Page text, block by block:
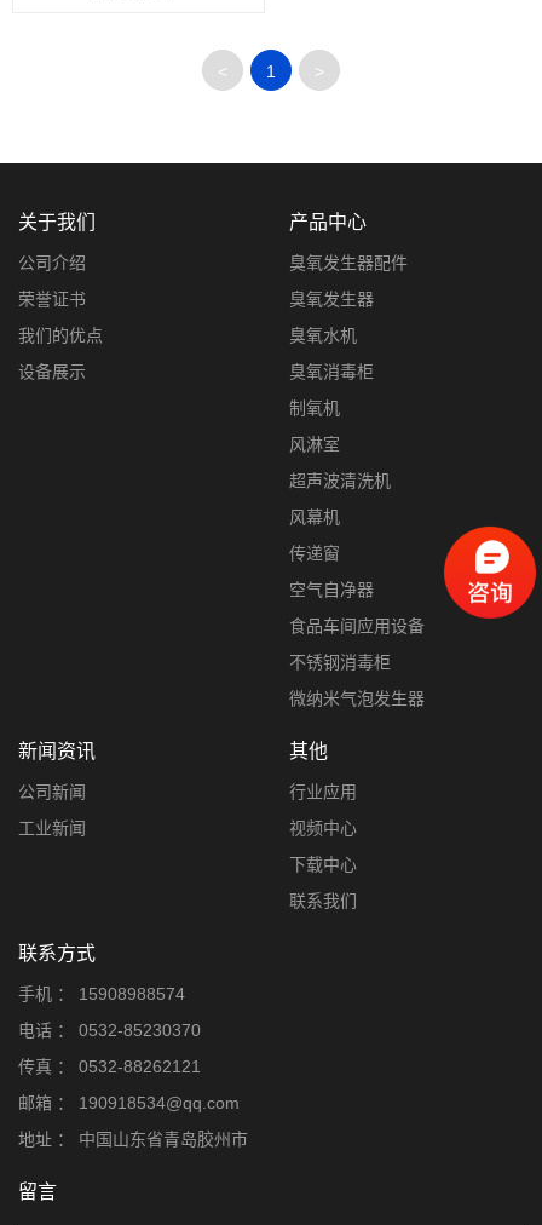
< 1 >
关于我们
公司介绍
荣誉证书
我们的优点
设备展示
产品中心
臭氧发生器配件
臭氧发生器
臭氧水机
臭氧消毒柜
制氧机
风淋室
超声波清洗机
风幕机
传递窗
空气自净器
食品车间应用设备
不锈钢消毒柜
微纳米气泡发生器
新闻资讯
公司新闻
工业新闻
其他
行业应用
视频中心
下载中心
联系我们
联系方式
手机 ：
15908988574
电话 ：
0532-85230370
传真 ：
0532-88262121
邮箱 ：
190918534@qq.com
地址 ：
中国山东省青岛胶州市
留言